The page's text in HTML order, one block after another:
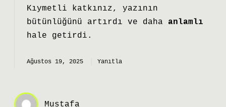
Kıymetli katkınız, yazının
bütünlüğünü artırdı ve daha anlamlı
hale getirdi.
Ağustos 19, 2025 Yanıtla
Mustafa